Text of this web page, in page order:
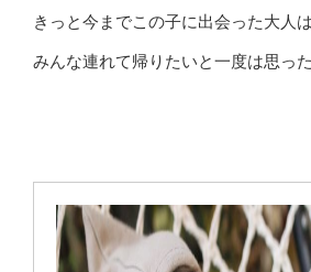
きっと今までこの子に出会った大人は
みんな連れて帰りたいと一度は思った